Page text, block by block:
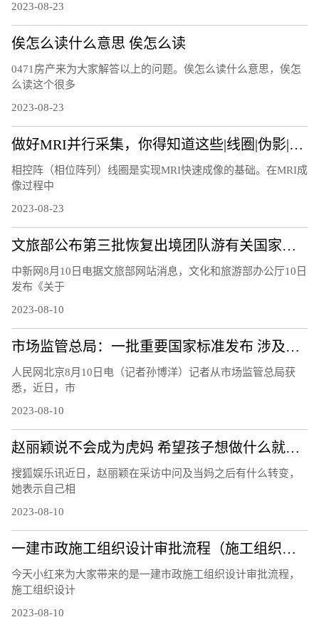
2023-08-23
俟怎么读什么意思 俟怎么读
0471房产来为大家解答以上的问题。俟怎么读什么意思，俟怎
么读这个很多
2023-08-23
做好MRI并行采集，你得知道这些|线圈|伪影|图像|因子|
相控阵（相位阵列）线圈是实现MRI快速成像的基础。在MRI成
像过程中
2023-08-23
文旅部公布第三批恢复出境团队游有关国家和地区名单
中新网8月10日电据文旅部网站消息，文化和旅游部办公厅10日
发布《关于
2023-08-10
市场监管总局：一批重要国家标准发布 涉及暑期活动、家居生活等领域
人民网北京8月10日电（记者孙博洋）记者从市场监管总局获
悉，近日，市
2023-08-10
赵丽颖说不会成为虎妈 希望孩子想做什么就做什么
搜狐娱乐讯近日，赵丽颖在采访中问及当妈之后有什么转变，
她表示自己相
2023-08-10
一建市政施工组织设计审批流程（施工组织设计审批流程）
今天小红来为大家带来的是一建市政施工组织设计审批流程，
施工组织设计
2023-08-10